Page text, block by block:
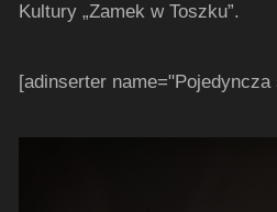
Kultury „Zamek w Toszku”.
[adinserter name="Pojedyncza